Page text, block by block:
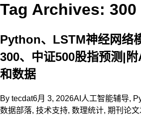
Tag Archives: 300
Python、LSTM神经网络
300、中证500股指预测|
和数据
By tecdat6月 3, 2026AI人工智能辅导,
数据部落, 技术支持, 数理统计, 期刊论